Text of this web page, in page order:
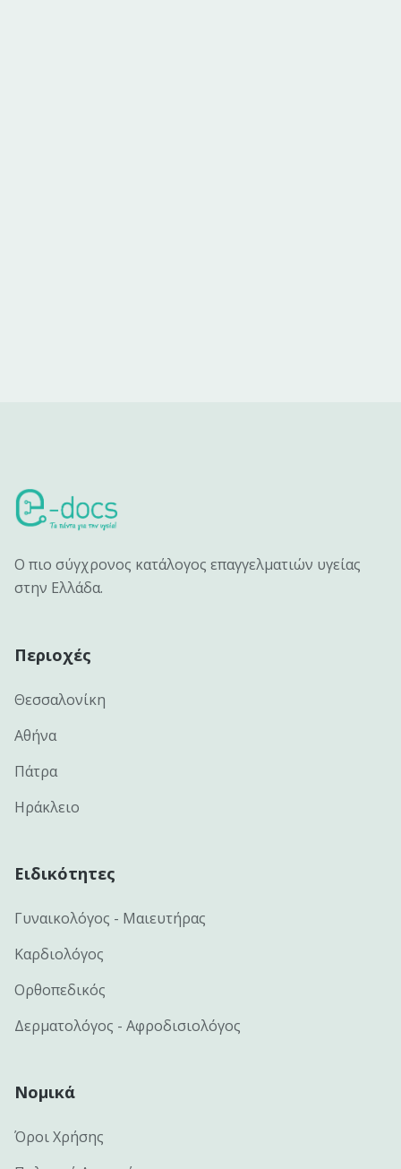
Ο πιο σύγχρονος κατάλογος επαγγελματιών υγείας
στην Ελλάδα.
Περιοχές
Θεσσαλονίκη
Αθήνα
Πάτρα
Ηράκλειο
Ειδικότητες
Γυναικολόγος - Μαιευτήρας
Καρδιολόγος
Ορθοπεδικός
Δερματολόγος - Αφροδισιολόγος
Νομικά
Όροι Χρήσης